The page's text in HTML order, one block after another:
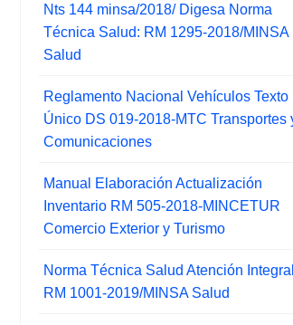
Nts 144 minsa/2018/ Digesa Norma
Técnica Salud: RM 1295-2018/MINSA
Salud
Reglamento Nacional Vehículos Texto
Único DS 019-2018-MTC Transportes
Comunicaciones
Manual Elaboración Actualización
Inventario RM 505-2018-MINCETUR
Comercio Exterior y Turismo
Norma Técnica Salud Atención Integral
RM 1001-2019/MINSA Salud